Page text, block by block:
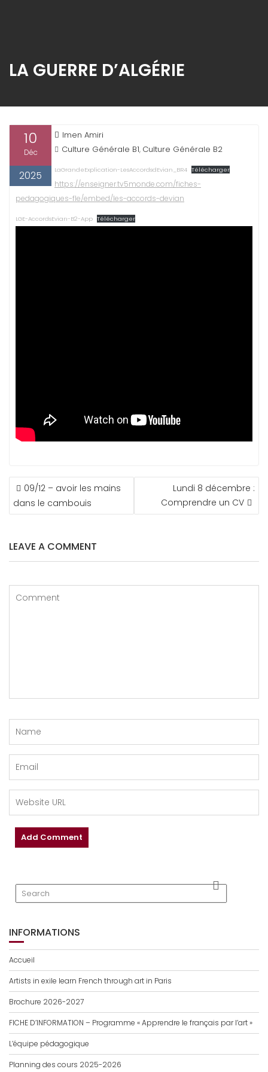
LA GUERRE D’ALGÉRIE
10
Déc
2025
Imen Amiri
Culture Générale B1, Culture Générale B2
LaGrandeExplication-LesAccordsdEvian_BR4 Télécharger
https://enseigner.tv5monde.com/fiches-
pedagogiques-fle/embed/les-accords-devian
LGE-AccordsEvian-B2-App Télécharger
NAVIGATION
DE
L’ARTICLE
09/12 – avoir les mains
dans le cambouis
Lundi 8 décembre :
Comprendre un CV
LEAVE A COMMENT
INFORMATIONS
Accueil
Artists in exile learn French through art in Paris
Brochure 2026-2027
FICHE D’INFORMATION – Programme « Apprendre le français par l’art »
L’équipe pédagogique
Planning des cours 2025-2026